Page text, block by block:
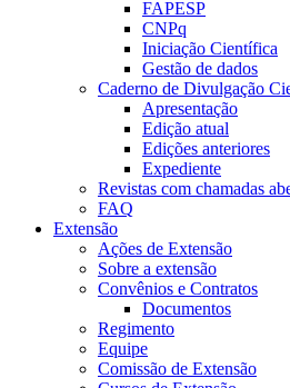
FAPESP
CNPq
Iniciação Científica
Gestão de dados
Caderno de Divulgação
Apresentação
Edição atual
Edições anteriores
Expediente
Revistas com chamadas
FAQ
Extensão
Ações de Extensão
Sobre a extensão
Convênios e Contratos
Documentos
Regimento
Equipe
Comissão de Extensão